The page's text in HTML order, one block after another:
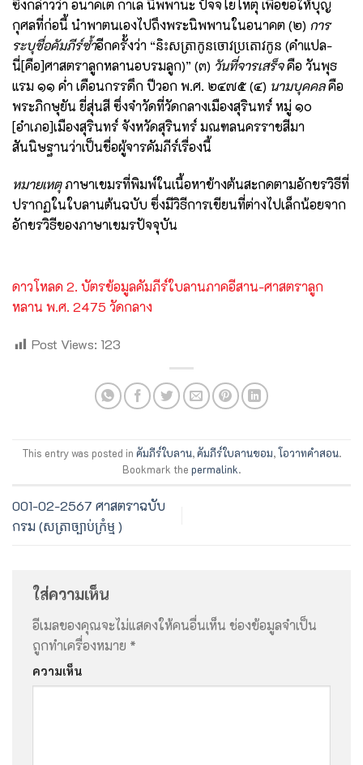
ซึ่งกล่าวว่า อนาคเต กาเล นิพพานะ ปัจจโยโหตุ เพื่อขอให้บุญ
กุศลที่ก่อนี้ นำพาตนเองไปถึงพระนิพพานในอนาคต (๒) การ
ระบุชื่อคัมภีร์ซ้ำอีกครั้งว่า “និះសត្រាកូនចោវប្រតោវកូន​ (คำแปล-
นี่[คือ]ศาสตราลูกหลานอบรมลูก)” (๓) วันที่จารเสร็จคือ วันพุธ
แรม ๑๑ ค่ำ เดือนกรรดึก ปีวอก พ.ศ. ๒๔๗๕ (๔) นามบุคคลคือ
พระภิกษุยัน ยี่สุ่นสี ซึ่งจำวัดที่วัดกลางเมืองสุรินทร์ หมู่ ๑๐
[อำเภอ]เมืองสุรินทร์ จังหวัดสุรินทร์ มณฑลนครราชสีมา
สันนิษฐานว่าเป็นชื่อผู้จารคัมภีร์เรื่องนี้
หมายเหตุภาษาเขมรที่พิมพ์ในเนื้อหาข้างต้นสะกดตามอักขรวิธีที่
ปรากฏในใบลานต้นฉบับ ซึ่งมีวิธีการเขียนที่ต่างไปเล็กน้อยจาก
อักขรวิธีของภาษาเขมรปัจจุบัน
ดาวโหลด 2. บัตรข้อมูลคัมภีร์ใบลานภาคอีสาน-ศาสตราลูก
หลาน พ.ศ. 2475 วัดกลาง
Post Views: 123
This entry was posted in คัมภีร์ใบลาน,คัมภีร์ใบลานขอม,โอวาทคำสอน.
Bookmark the permalink.
001-02-2567 ศาสตราฉบับ
กรม (សត្រាច្បាប់ក្រំម្ម )
ใส่ความเห็น
อีเมลของคุณจะไม่แสดงให้คนอื่นเห็น ช่องข้อมูลจำเป็น
ถูกทำเครื่องหมาย *
ความเห็น